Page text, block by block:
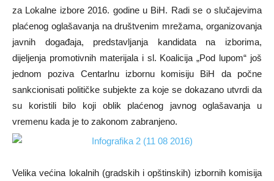
za Lokalne izbore 2016. godine u BiH. Radi se o slučajevima
plaćenog oglašavanja na društvenim mrežama, organizovanja
javnih događaja, predstavljanja kandidata na izborima,
dijeljenja promotivnih materijala i sl. Koalicija „Pod lupom“ još
jednom poziva Centarlnu izbornu komisiju BiH da počne
sankcionisati političke subjekte za koje se dokazano utvrdi da
su koristili bilo koji oblik plaćenog javnog oglašavanja u
vremenu kada je to zakonom zabranjeno.
Velika većina lokalnih (gradskih i opštinskih) izbornih komisija